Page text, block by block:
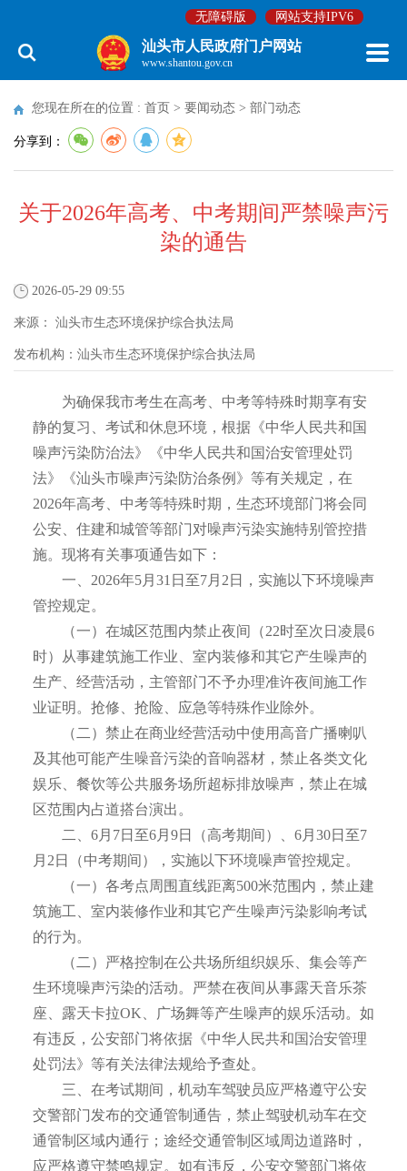
无障碍版 网站支持IPV6
汕头市人民政府门户网站
www.shantou.gov.cn
您现在所在的位置 : 首页 > 要闻动态 > 部门动态
分享到：
关于2026年高考、中考期间严禁噪声污
染的通告
2026-05-29 09:55
来源： 汕头市生态环境保护综合执法局
发布机构： 汕头市生态环境保护综合执法局
为确保我市考生在高考、中考等特殊时期享有安
静的复习、考试和休息环境，根据《中华人民共和国
噪声污染防治法》《中华人民共和国治安管理处罚
法》《汕头市噪声污染防治条例》等有关规定，在
2026年高考、中考等特殊时期，生态环境部门将会同
公安、住建和城管等部门对噪声污染实施特别管控措
施。现将有关事项通告如下：
一、2026年5月31日至7月2日，实施以下环境噪声
管控规定。
（一）在城区范围内禁止夜间（22时至次日凌晨6
时）从事建筑施工作业、室内装修和其它产生噪声的
生产、经营活动，主管部门不予办理准许夜间施工作
业证明。抢修、抢险、应急等特殊作业除外。
（二）禁止在商业经营活动中使用高音广播喇叭
及其他可能产生噪音污染的音响器材，禁止各类文化
娱乐、餐饮等公共服务场所超标排放噪声，禁止在城
区范围内占道搭台演出。
二、6月7日至6月9日（高考期间）、6月30日至7
月2日（中考期间），实施以下环境噪声管控规定。
（一）各考点周围直线距离500米范围内，禁止建
筑施工、室内装修作业和其它产生噪声污染影响考试
的行为。
（二）严格控制在公共场所组织娱乐、集会等产
生环境噪声污染的活动。严禁在夜间从事露天音乐茶
座、露天卡拉OK、广场舞等产生噪声的娱乐活动。如
有违反，公安部门将依据《中华人民共和国治安管理
处罚法》等有关法律法规给予查处。
三、在考试期间，机动车驾驶员应严格遵守公安
交警部门发布的交通管制通告，禁止驾驶机动车在交
通管制区域内通行；途经交通管制区域周边道路时，
应严格遵守禁鸣规定。如有违反，公安交警部门将依